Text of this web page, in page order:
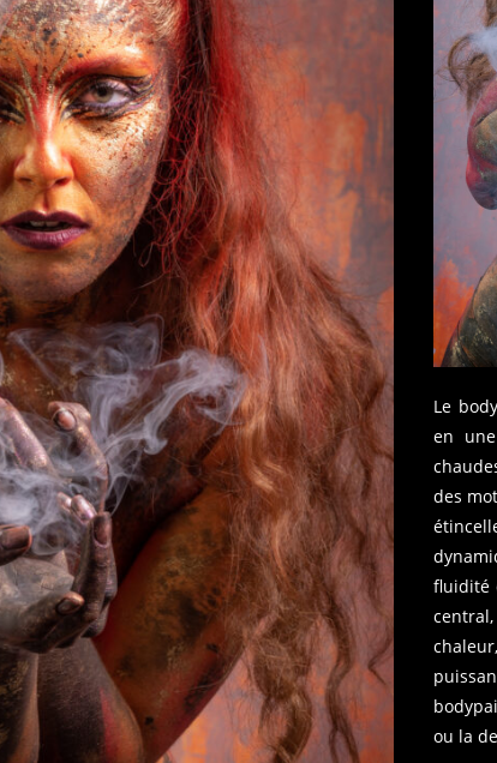
Le
en
des
fluidité
ou la